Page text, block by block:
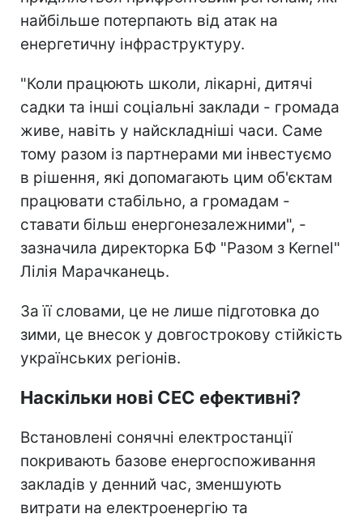
найбільше потерпають від атак на
енергетичну інфраструктуру.
"Коли працюють школи, лікарні, дитячі
садки та інші соціальні заклади - громада
живе, навіть у найскладніші часи. Саме
тому разом із партнерами ми інвестуємо
в рішення, які допомагають цим об'єктам
працювати стабільно, а громадам -
ставати більш енергонезалежними", -
зазначила директорка БФ "Разом з Kernel"
Лілія Марачканець.
За її словами, це не лише підготовка до
зими, це внесок у довгострокову стійкість
українських регіонів.
Наскільки нові СЕС ефективні?
Встановлені сонячні електростанції
покривають базове енергоспоживання
закладів у денний час, зменшують
витрати на електроенергію та